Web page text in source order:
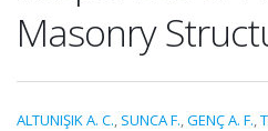
Masonry
ALTUNIŞIK A. C., SUNCA F.,GENÇ A. F.,